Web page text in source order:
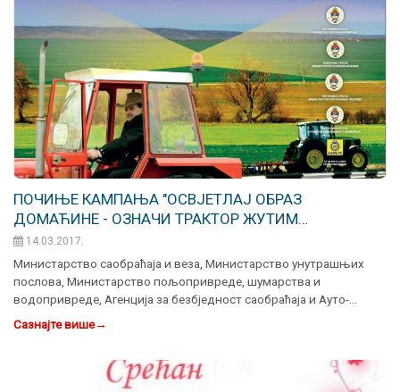
ПОЧИЊЕ КАМПАЊА "OСВЈЕТЛАЈ ОБРАЗ
ДОМАЋИНЕ - ОЗНАЧИ ТРАКТОР ЖУТИМ
РОТАЦИОНИМ СВЈЕТЛОМ"
14.03.2017.
Министарство саобраћаја и веза, Министарство унутрашњих
послова, Министарство пољопривреде, шумарства и
водопривреде, Агенција за безбједност саобраћаја и Ауто-…
Сазнајте више→